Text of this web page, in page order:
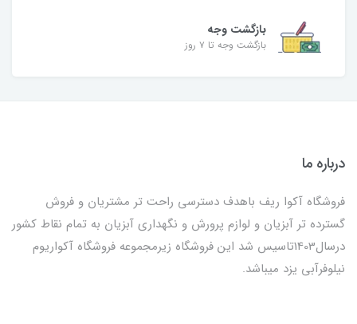
بازگشت وجه
بازگشت وجه تا ۷ روز
درباره ما
فروشگاه آکوا ریف باهدف دسترسی راحت تر مشتریان و فروش
گسترده تر آبزیان و لوازم پرورش و نگهداری آبزیان به تمام نقاط کشور
درسال1403تاسیس شد این فروشگاه زیرمجموعه فروشگاه آکواریوم
نیلوفرآبی یزد میباشد.